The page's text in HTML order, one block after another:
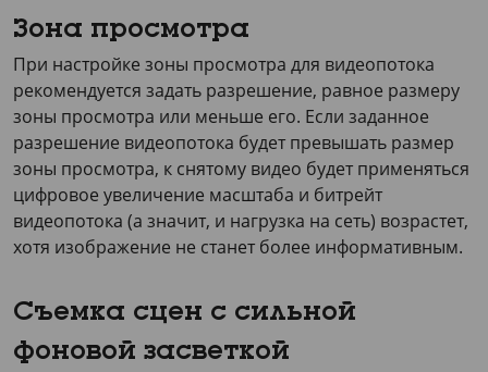
Зона просмотра
При настройке зоны просмотра для видеопотока
рекомендуется задать разрешение, равное размеру
зоны просмотра или меньше его. Если заданное
разрешение видеопотока будет превышать размер
зоны просмотра, к снятому видео будет применяться
цифровое увеличение масштаба и битрейт
видеопотока (а значит, и нагрузка на сеть) возрастет,
хотя изображение не станет более информативным.
Съемка сцен с сильной
фоновой засветкой